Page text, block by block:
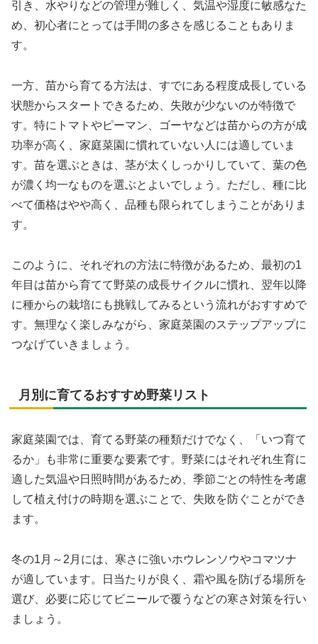
引き、水やりなどの管理が難しく、気温や湿度に敏感なた
め、初心者にとっては手間の多さを感じることもありま
す。
一方、苗から育てる方法は、すでにある程度成長している
状態からスタートできるため、失敗が少ないのが特徴で
す。特にトマトやピーマン、ゴーヤなどは苗からの方が成
功率が高く、家庭菜園に慣れていない人には適していま
す。苗を選ぶときは、茎が太くしっかりしていて、葉の色
が濃く均一なものを選ぶとよいでしょう。ただし、種に比
べて価格はやや高く、品種も限られてしまうことがありま
す。
このように、それぞれの方法に特徴があるため、最初の1
年目は苗から育てて野菜の成長サイクルに慣れ、翌年以降
に種からの栽培にも挑戦してみるという流れがおすすめで
す。無理なく楽しみながら、家庭菜園のステップアップに
つなげていきましょう。
月別に育てるおすすめ野菜リスト
家庭菜園では、育てる野菜の種類だけでなく、「いつ育て
るか」も非常に重要な要素です。野菜にはそれぞれ生育に
適した気温や日照時間があるため、季節ごとの特性を考慮
して植え付けの時期を選ぶことで、失敗を防ぐことができ
ます。
冬の1月～2月には、寒さに強いホウレンソウやコマツナ
が適しています。日当たりが良く、霜や風を防げる場所を
選び、必要に応じてビニールで覆うなどの寒さ対策を行い
ましょう。